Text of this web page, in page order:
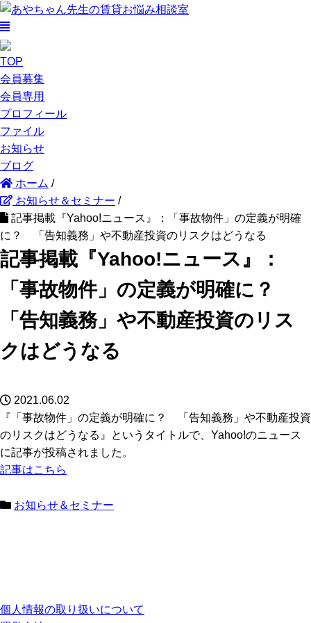
TOP
会員募集
会員専用
プロフィール
ファイル
お知らせ
ブログ
ホーム /
お知らせ＆セミナー /
記事掲載『Yahoo!ニュース』：「事故物件」の定義が明確
に？ 「告知義務」や不動産投資のリスクはどうなる
記事掲載『Yahoo!ニュース』：
「事故物件」の定義が明確に？
「告知義務」や不動産投資のリス
クはどうなる
2021.06.02
『「事故物件」の定義が明確に？ 「告知義務」や不動産投資
のリスクはどうなる』というタイトルで、Yahoo!のニュース
に記事が投稿されました。
記事はこちら
お知らせ＆セミナー
個人情報の取り扱いについて